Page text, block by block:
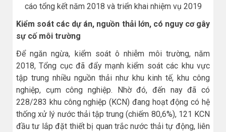
cáo tổng kết năm 2018 và triển khai nhiệm vụ 2019
Kiểm soát các dự án, nguồn thải lớn, có nguy cơ gây
sự cố môi trường
Để ngăn ngừa, kiểm soát ô nhiễm môi trường, năm
2018, Tổng cục đã đẩy mạnh kiểm soát các khu vực
tập trung nhiều nguồn thải như khu kinh tế, khu công
nghiệp, cụm công nghiệp. Nhờ đó, đến nay đã có
228/283 khu công nghiệp (KCN) đang hoạt động có hệ
thống xử lý nước thải tập trung (chiếm 80,6%), 121 KCN
đầu tư lắp đặt thiết bị quan trắc nước thải tự động, liên